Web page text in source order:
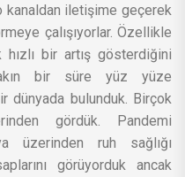
kanaldan iletişime geçerek
çalışıyorlar. Özellikle
bir artış gösterdiğini
bir süre yüz yüze
dünyada bulunduk. Birçok
gördük. Pandemi
üzerinden ruh sağlığı
görüyorduk ancak